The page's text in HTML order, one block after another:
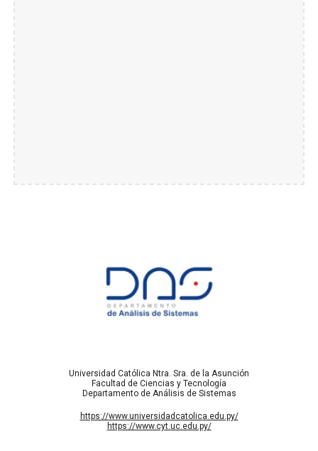
Universidad Católica Ntra. Sra. de la Asunción
Facultad de Ciencias y Tecnología
Departamento de Análisis de Sistemas
https://www.universidadcatolica.edu.py/
https://www.cyt.uc.edu.py/